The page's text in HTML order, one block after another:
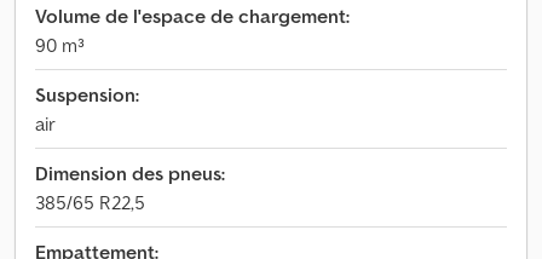
Volume de l'espace de chargement:
90 m³
Suspension:
air
Dimension des pneus:
385/65 R22,5
Empattement: